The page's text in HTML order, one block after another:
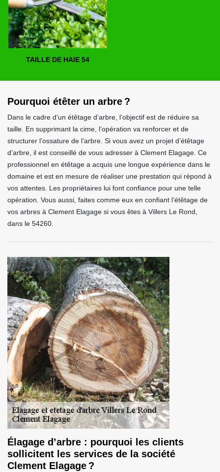
TAILLE DE HAIE 54
Pourquoi étêter un arbre ?
Dans le cadre d’un étêtage d’arbre, l’objectif est de réduire sa
taille. En supprimant la cime, l’opération va renforcer et de
structurer l’ossature de l’arbre. Si vous avez un projet d’étêtage
d’arbre, il est conseillé de vous adresser à Clement Elagage. Ce
professionnel en étêtage a acquis une longue expérience dans le
domaine et est en mesure de réaliser une prestation qui répond à
vos attentes. Les propriétaires lui font confiance pour une telle
opération. Vous aussi, faites comme eux en confiant l’étêtage de
vos arbres à Clement Elagage si vous êtes à Villers Le Rond,
dans le 54260.
Élagage d’arbre : pourquoi les clients
sollicitent les services de la société
Clement Elagage ?